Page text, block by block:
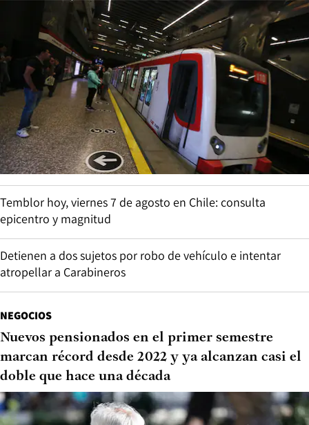
Temblor hoy, viernes 7 de agosto en Chile: consulta
epicentro y magnitud
Detienen a dos sujetos por robo de vehículo e intentar
atropellar a Carabineros
NEGOCIOS
Nuevos pensionados en el primer semestre
marcan récord desde 2022 y ya alcanzan casi el
doble que hace una década